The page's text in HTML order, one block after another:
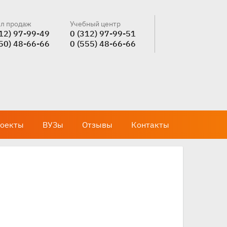
продаж
97-99-49
48-66-66
Учебный центр
0 (312) 97-99-51
0 (555) 48-66-66
ВУЗы Отзывы Контакты